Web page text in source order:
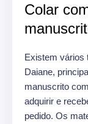
Colar
Existem vários
Daiane,
manuscrito
adquirir e
pedido. Os